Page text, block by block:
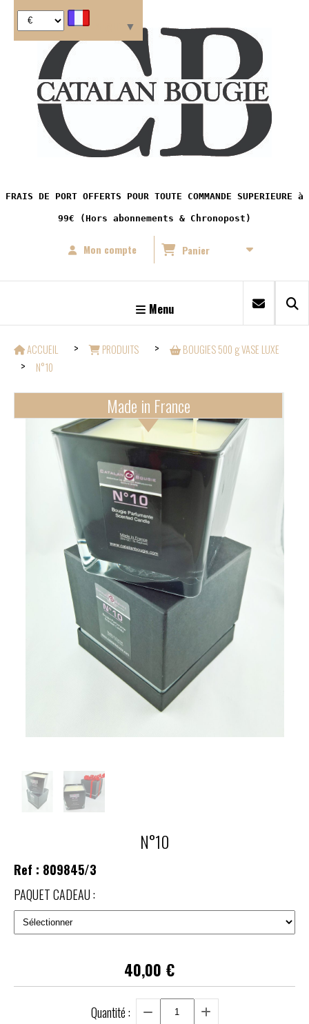
FRAIS DE PORT OFFERTS POUR TOUTE COMMANDE SUPERIEURE à
99€ (Hors abonnements & Chronopost)
Mon compte Panier
Menu
ACCUEIL PRODUITS
BOUGIES 500 g VASE LUXE
N°10
Made in France
N°10
Ref : 809845/3
PAQUET CADEAU :
40,00 €
Quantité :
▼